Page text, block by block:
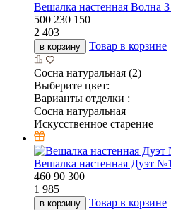
Вешалка настенная Волна
500 230 150
2 403
в корзину Товар в корзине
Сосна натуральная (2)
Выберите цвет:
Варианты отделки :
Сосна натуральная
Искусственное старение
Вешалка настенная Дуэт №1
460 90 300
1 985
в корзину Товар в корзине